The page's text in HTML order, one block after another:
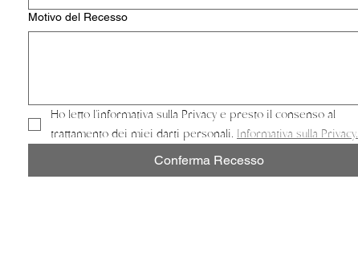
Motivo del Recesso
Ho letto l'informativa sulla Privacy e presto il consenso al
trattamento dei miei darti personali. Informativa sulla Privacy.
Conferma Recesso